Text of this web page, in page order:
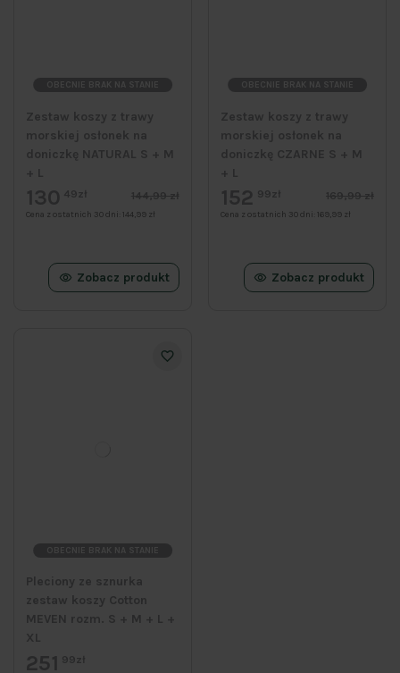
OBECNIE BRAK NA STANIE
Zestaw koszy z trawy
morskiej osłonek na
doniczkę NATURAL S + M
+ L
130 49zł 144,99 zł
Cena z ostatnich 30 dni: 144,99 zł
Zobacz produkt
OBECNIE BRAK NA STANIE
Zestaw koszy z trawy
morskiej osłonek na
doniczkę CZARNE S + M
+ L
152 99zł 169,99 zł
Cena z ostatnich 30 dni: 169,99 zł
Zobacz produkt
OBECNIE BRAK NA STANIE
Pleciony ze sznurka
zestaw koszy Cotton
MEVEN rozm. S + M + L +
XL
251 99zł